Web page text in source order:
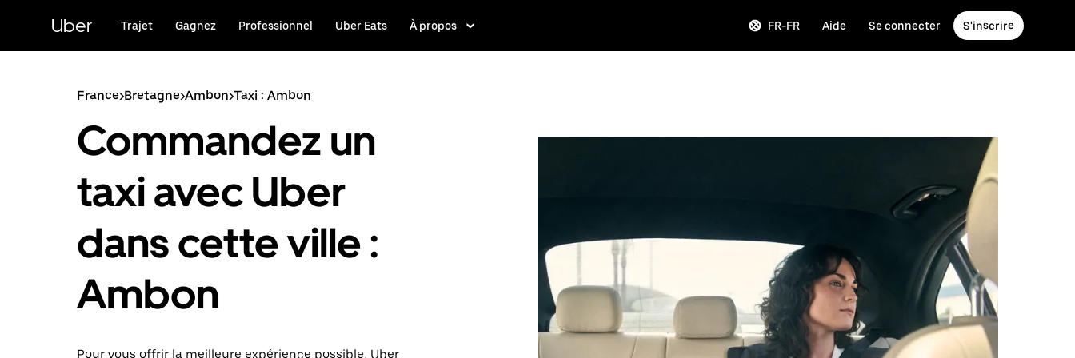
principal
Uber Trajet Gagnez Professionnel Uber Eats À propos FR-FR Aide Se connecter S'inscrire
France>Bretagne>Ambon>Taxi : Ambon
Commandez un
taxi avec Uber
dans cette ville :
Ambon
Pour vous offrir la meilleure expérience possible, Uber